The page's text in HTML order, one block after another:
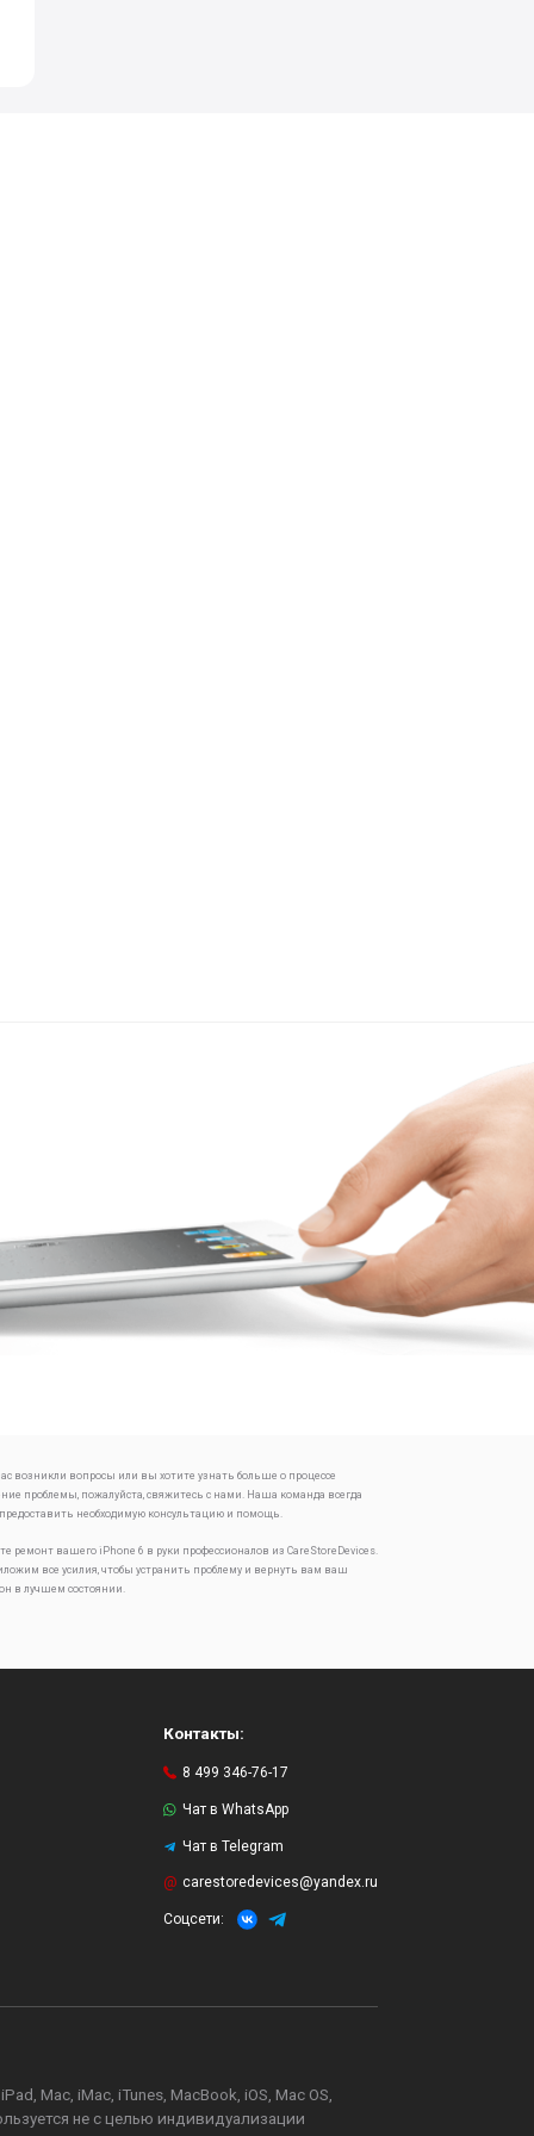
возникли вопросы или вы хотите узнать больше о процессе
проблемы, пожалуйста, свяжитесь с нами. Наша команда всегда
необходимую консультацию и помощь.
ремонт вашего iPhone 6 в руки профессионалов из CareStoreDevices.
все усилия, чтобы устранить проблему и вернуть вам ваш
в лучшем состоянии.
Контакты:
8 499 346-76-17
Чат в WhatsApp
Чат в Telegram
carestoredevices@yandex.ru
Соцсети:
Mac, iMac, iTunes, MacBook, iOS, Mac OS,
не с целью индивидуализации